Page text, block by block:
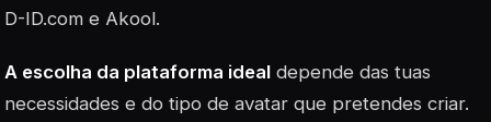
D-ID.com e Akool.
A escolha da plataforma ideal depende das tuas
necessidades e do tipo de avatar que pretendes criar.